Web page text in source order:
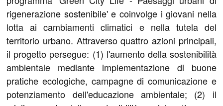
rigenerazione sostenibile' e coinvolge i giovani nella
lotta ai cambiamenti climatici e nella tutela del
territorio urbano. Attraverso quattro azioni principali,
il progetto persegue: (1) l'aumento della sostenibilità
ambientale mediante implementazione di buone
pratiche ecologiche, campagne di comunicazione e
potenziamento dell'educazione ambientale; (2) il